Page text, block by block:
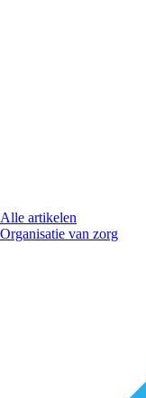
Alle artikelen
Organisatie van zorg